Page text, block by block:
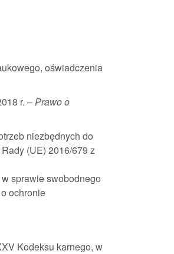
oświadczenia
r. –Prawo o
niezbędnych do
(UE) 2016/679 z
sprawie swobodnego
ochronie
Kodeksu karnego, w